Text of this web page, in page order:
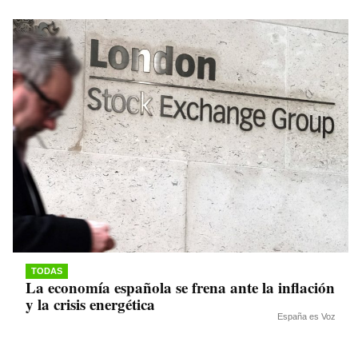
TODAS
La economía española se frena ante la inflación
y la crisis energética
España es Voz